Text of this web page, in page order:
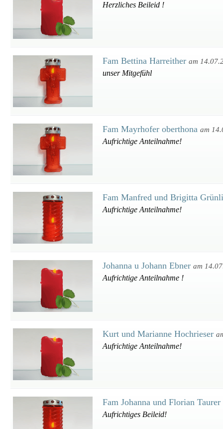
Herzliches Beileid !
Fam Bettina Harreither am
unser Mitgefühl
Fam Mayrhofer oberthona am
Aufrichtige Anteilnahme!
Fam Manfred und Brigitta
Aufrichtige Anteilnahme!
Johanna u Johann Ebner am
Aufrichtige Anteilnahme !
Kurt und Marianne Hochrieser
Aufrichtige Anteilnahme!
Fam Johanna und Florian Taurer
Aufrichtiges Beileid!